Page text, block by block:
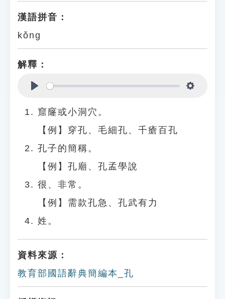
漢語拼音：
kǒng
解釋：
窟窿或小洞穴。
【例】穿孔、毛細孔、千瘡百孔
孔子的簡稱。
【例】孔廟、孔孟學說
很、非常。
【例】需款孔急、孔武有力
姓。
資料來源：
教育部國語辭典簡編本_孔